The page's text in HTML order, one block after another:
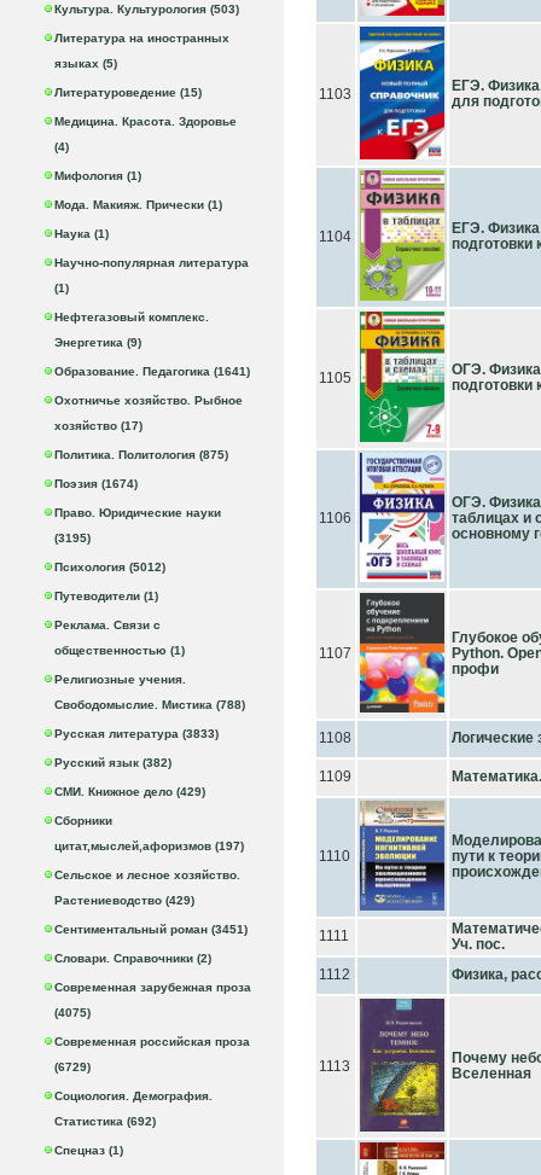
Культура. Культурология (503)
Литература на иностранных
языках (5)
Литературоведение (15)
Медицина. Красота. Здоровье
(4)
Мифология (1)
Мода. Макияж. Прически (1)
Наука (1)
Научно-популярная литература
(1)
Нефтегазовый комплекс.
Энергетика (9)
Образование. Педагогика (1641)
Охотничье хозяйство. Рыбное
хозяйство (17)
Политика. Политология (875)
Поэзия (1674)
Право. Юридические науки
(3195)
Психология (5012)
Путеводители (1)
Реклама. Связи с
общественностью (1)
Религиозные учения.
Свободомыслие. Мистика (788)
Русская литература (3833)
Русский язык (382)
СМИ. Книжное дело (429)
Сборники
цитат,мыслей,афоризмов (197)
Сельское и лесное хозяйство.
Растениеводство (429)
Сентиментальный роман (3451)
Словари. Справочники (2)
Современная зарубежная проза
(4075)
Современная российская проза
(6729)
Социология. Демография.
Статистика (692)
Спецназ (1)
1103
ЕГЭ.
для
1104
ЕГЭ.
подготовки
1105
ОГЭ.
подготовки
1106
ОГЭ.
таблицах и
основному
1107
Глубокое
Python.
профи
1108 Логические
1109
1110
пути к
1111
Уч. пос.
1112
Физика,
1113
Почему
Вселенная